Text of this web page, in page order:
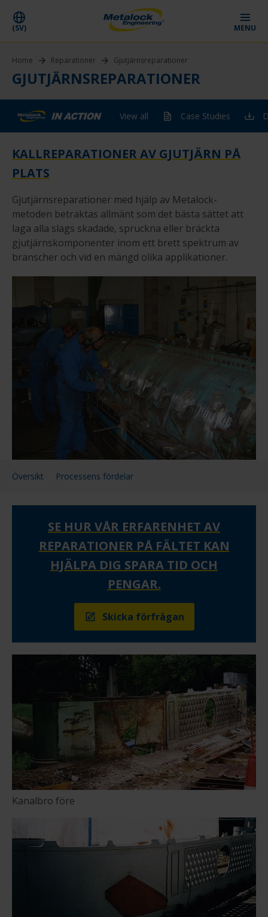
(SV) MENU
Home Reparationer Gjutjärnsreparationer
GJUTJÄRNSREPARATIONER
View all Case Studies
KALLREPARATIONER AV GJUTJÄRN PÅ
PLATS
Gjutjärnsreparationer med hjälp av Metalock-
metoden betraktas allmänt som det bästa sättet att
laga alla slags skadade, spruckna eller bräckta
gjutjärnskomponenter inom ett brett spektrum av
branscher och vid en mängd olika applikationer.
Översikt Processens fördelar
SE HUR VÅR ERFARENHET AV
REPARATIONER PÅ FÄLTET KAN
HJÄLPA DIG SPARA TID OCH
PENGAR.
Skicka förfrågan
Kanalbro före